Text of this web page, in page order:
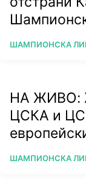
ПОВЕЧЕ ОТ
ШАМПИОНСКА
НА ЖИВО:
ЦСКА и
ПОВЕЧЕ ОТ
ШАМПИОНСКА